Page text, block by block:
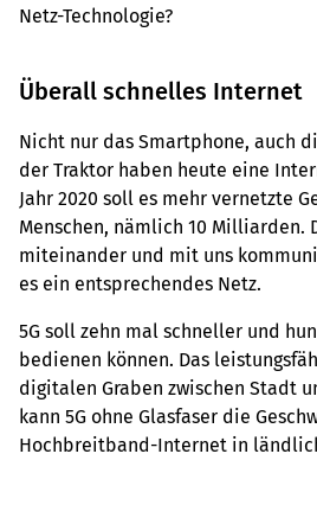
Netz-Technologie?
Überall schnelles Internet
Nicht nur das Smartphone, auch
der Traktor haben heute eine
Jahr 2020 soll es mehr vernetzte
Menschen, nämlich 10 Milliarden.
miteinander und mit uns
es ein entsprechendes Netz.
5G soll zehn mal schneller und
bedienen können. Das
digitalen Graben zwischen Stadt
kann 5G ohne Glasfaser die
Hochbreitband-Internet in